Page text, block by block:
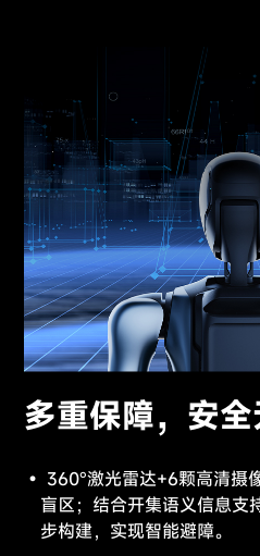
多重保障，安
360°激光雷达+6颗高清摄
盲区；结合开集语义信息支
步构建，实现智能避障。